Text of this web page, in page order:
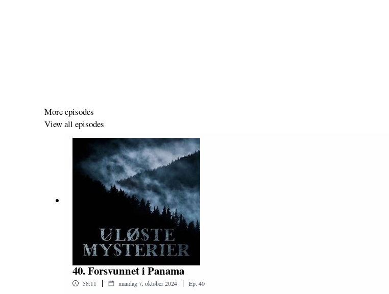
More episodes
View all episodes
40. Forsvunnet i Panama
58:11 | mandag 7. oktober 2024 | Ep. 40